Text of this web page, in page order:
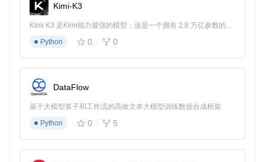
Kimi-K3
Kimi K3 是Kimi能力最强的模型：这是一个拥有 2.8 万亿参数的混合专家（MoE）模型，具备原生视觉理解能力，并支持 100 万 token 的上下文窗口。
Python
0 0
DataFlow
基于大模型算子和工作流的高效文本大模型训练数据合成框架
Python
0 5